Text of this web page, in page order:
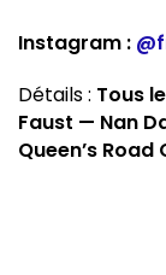
Instagram :
Détails : Tous
Faust — Nan
Queen’s